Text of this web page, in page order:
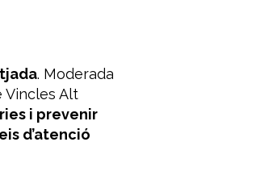
. Moderada
Vincles Alt
i prevenir
d’atenció